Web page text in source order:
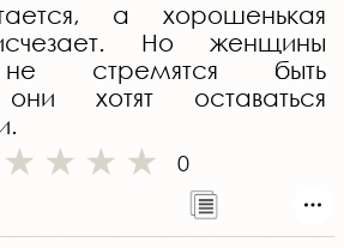
а хорошенькая
Но женщины
стремятся быть
хотят оставаться
0